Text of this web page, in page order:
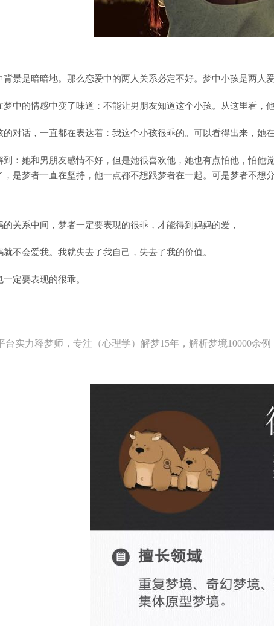
景是暗暗地。那么恋爱中的两人关系必定不好。梦中小孩是两人爱
中的情感中变了味道：不能让男朋友知道这个小孩。从这里看，
对话，一直都在表达着：我这个小孩很乖的。可以看得出来，她
：她和男朋友感情不好，但是她很喜欢他，她也有点怕他，怕他
是梦者一直在坚持，他一点都不想跟梦者在一起。可是梦者不想
关系中间，梦者一定要表现的很乖，才能得到妈妈的爱，
不会爱我。我就失去了我自己，失去了我的价值。
定要表现的很乖。
台实力释梦师，专注（心理学）解梦15年，解析梦境10000余例